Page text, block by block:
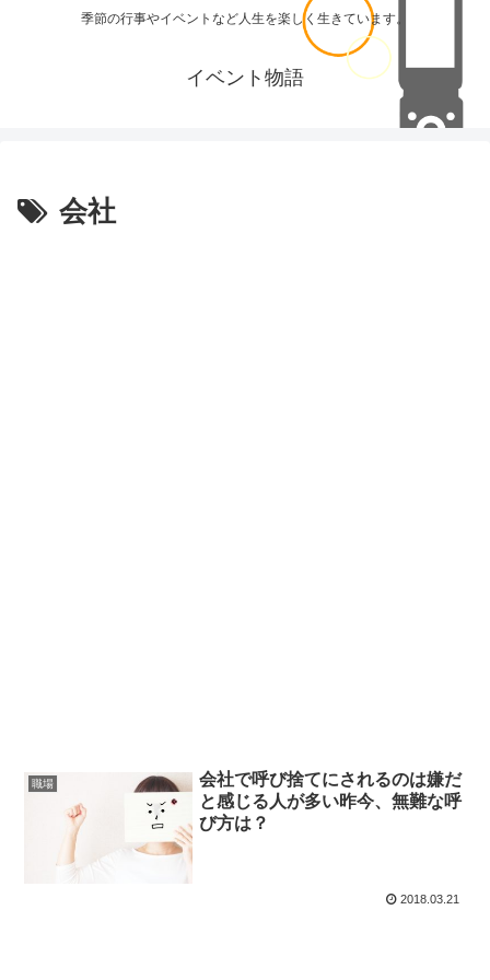
季節の行事やイベントなど人生を楽しく生きています。
イベント物語
会社
職場
会社で呼び捨てにされるのは嫌だ
と感じる人が多い昨今、無難な呼
び方は？
2018.03.21